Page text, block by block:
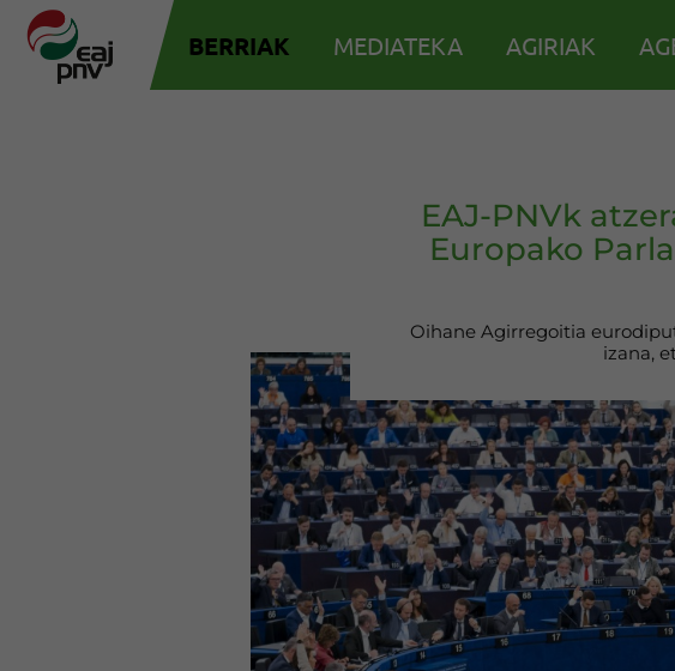
BERRIAK MEDIATEKA AGIRIAK
EAJ-PNVk
Europako
Oihane Agirregoitia
izana,